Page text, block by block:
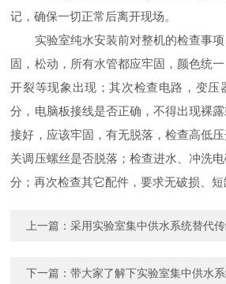
记，确保一切正常后离开现场。
实验室纯水安装前对整机的检查事项
固，松动，所有水管都应牢固，颜色统一
开裂等现象出现；其次检查电路，变压
分，电脑板接线是否正确，不得出现裸
接好，应该牢固，有无脱落，检查高低
关调压螺丝是否脱落；检查进水、冲洗
分；再次检查其它配件，要求无破损、短
上一篇：采用实验室集中供水系统替代
下一篇：带大家了解下实验室集中供水